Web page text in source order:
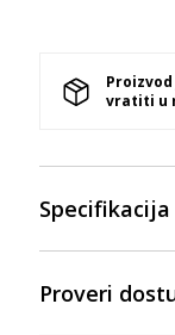
vratiti u
Specifikacija
Proveri